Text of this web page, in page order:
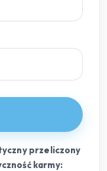
przeliczony
karmy: